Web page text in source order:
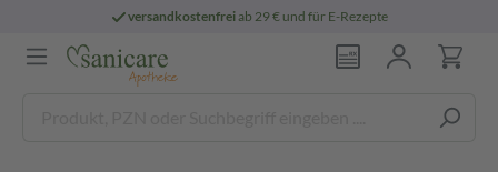
versandkostenfreiab 29 € und für E-Rezepte